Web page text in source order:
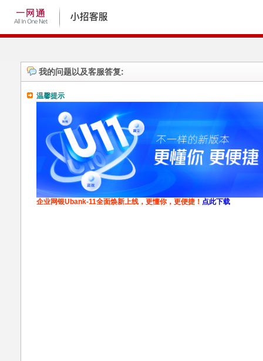
我的问题以及客服答复:
温馨提示
企业网银Ubank-11全面焕新上线，更懂你，更便捷！ 点此下载